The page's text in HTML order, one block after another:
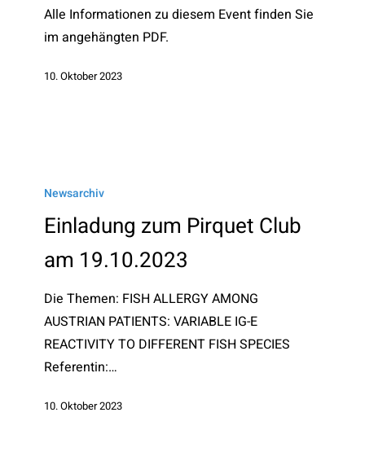
Alle Informationen zu diesem Event finden Sie
im angehängten PDF.
10. Oktober 2023
zum
Pirquet
Club
Newsarchiv
Einladung zum Pirquet Club
am 19.10.2023
Die Themen: FISH ALLERGY AMONG
AUSTRIAN PATIENTS: VARIABLE IG-E
REACTIVITY TO DIFFERENT FISH SPECIES
Referentin:…
10. Oktober 2023